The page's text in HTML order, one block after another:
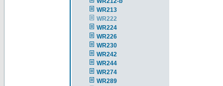
WR213
WR222
WR224
WR226
WR230
WR242
WR244
WR274
WR289